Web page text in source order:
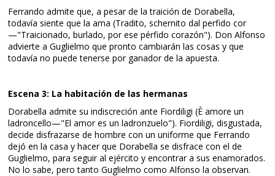
Ferrando admite que, a pesar de la traición de Dorabella,
todavía siente que la ama (Tradito, schernito dal perfido cor
—"Traicionado, burlado, por ese pérfido corazón"). Don Alfonso
advierte a Guglielmo que pronto cambiarán las cosas y que
todavía no puede tenerse por ganador de la apuesta.
Escena 3: La habitación de las hermanas
Dorabella admite su indiscreción ante Fiordiligi (È amore un
ladroncello—"El amor es un ladronzuelo"). Fiordiligi, disgustada,
decide disfrazarse de hombre con un uniforme que Ferrando
dejó en la casa y hacer que Dorabella se disfrace con el de
Guglielmo, para seguir al ejército y encontrar a sus enamorados.
No lo sabe, pero tanto Guglielmo como Alfonso la observan.